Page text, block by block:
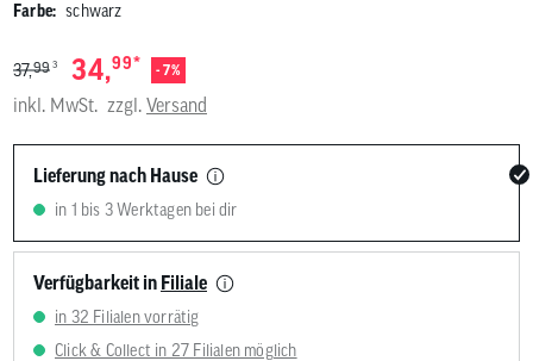
Farbe: schwarz
37,99 3 34,99* - 7%
inkl. MwSt. zzgl. Versand
Lieferung nach Hause
in 1 bis 3 Werktagen bei dir
Verfügbarkeit in Filiale
in 32 Filialen vorrätig
Click & Collect in 27 Filialen möglich